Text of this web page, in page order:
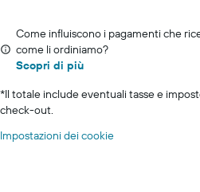
Come influiscono i pagamenti che
come li ordiniamo?
Scopri di più
*Il totale include eventuali tasse e
check-out.
Impostazioni dei cookie